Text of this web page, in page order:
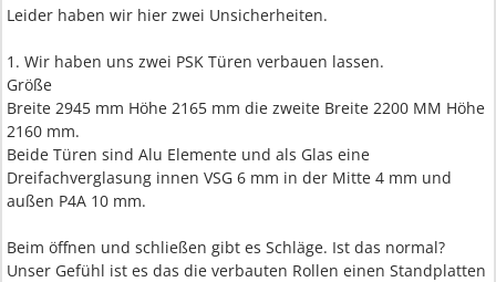
Leider haben wir hier zwei Unsicherheiten.
1. Wir haben uns zwei PSK Türen verbauen lassen.
Größe
Breite 2945 mm Höhe 2165 mm die zweite Breite 2200 MM Höhe
2160 mm.
Beide Türen sind Alu Elemente und als Glas eine
Dreifachverglasung innen VSG 6 mm in der Mitte 4 mm und
außen P4A 10 mm.
Beim öffnen und schließen gibt es Schläge. Ist das normal?
Unser Gefühl ist es das die verbauten Rollen einen Standplatten